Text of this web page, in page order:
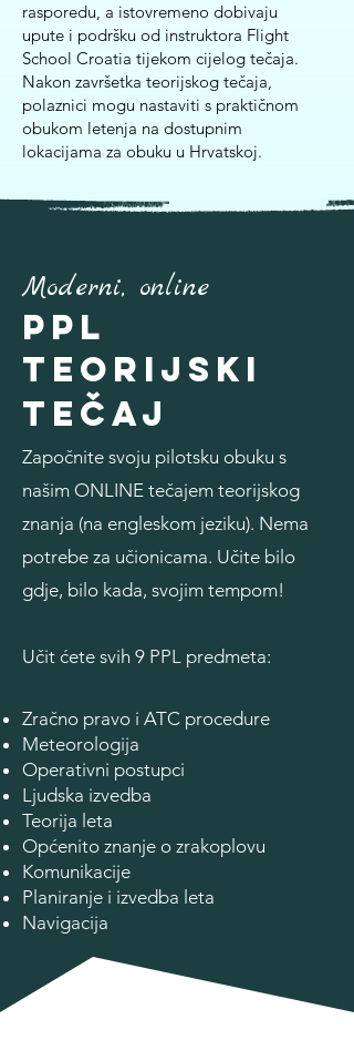
rasporedu, a istovremeno dobivaju
upute i podršku od instruktora Flight
School Croatia tijekom cijelog tečaja.
Nakon završetka teorijskog tečaja,
polaznici mogu nastaviti s praktičnom
obukom letenja na dostupnim
lokacijama za obuku u Hrvatskoj.
Moderni, online
PPL
Teorijski
tečaj
Započnite svoju pilotsku obuku s
našim ONLINE tečajem teorijskog
znanja (na engleskom jeziku). Nema
potrebe za učionicama. Učite bilo
gdje, bilo kada, svojim tempom!
Učit ćete svih 9 PPL predmeta:
Zračno pravo i ATC procedure
Meteorologija
Operativni postupci
Ljudska izvedba
Teorija leta
Općenito znanje o zrakoplovu
Komunikacije
Planiranje i izvedba leta
Navigacija